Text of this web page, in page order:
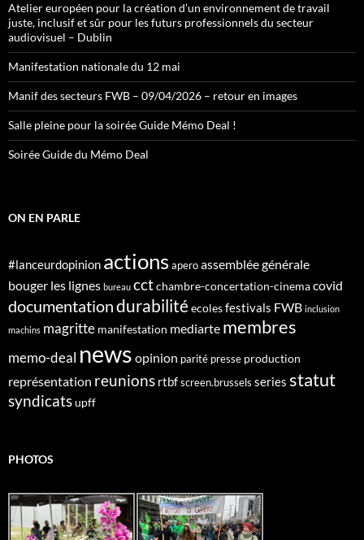
Atelier européen pour la création d’un environnement de travail
juste, inclusif et sûr pour les futurs professionnels du secteur
audiovisuel – Dublin
Manifestation nationale du 12 mai
Manif des secteurs FWB – 09/04/2026 – retour en images
Salle pleine pour la soirée Guide Mémo Deal !
Soirée Guide du Mémo Deal
ON EN PARLE
#lanceurdopinion actions apero assemblée générale
bouger les lignes bureau cctchambre-concertation-cinemacovid
documentationdurabilitéecolesfestivals FWB inclusion
machins magritte manifestation mediarte membres
memo-deal news opinion parité presse production
représentation reunions rtbf screen.brussels series statut
syndicatsupff
PHOTOS